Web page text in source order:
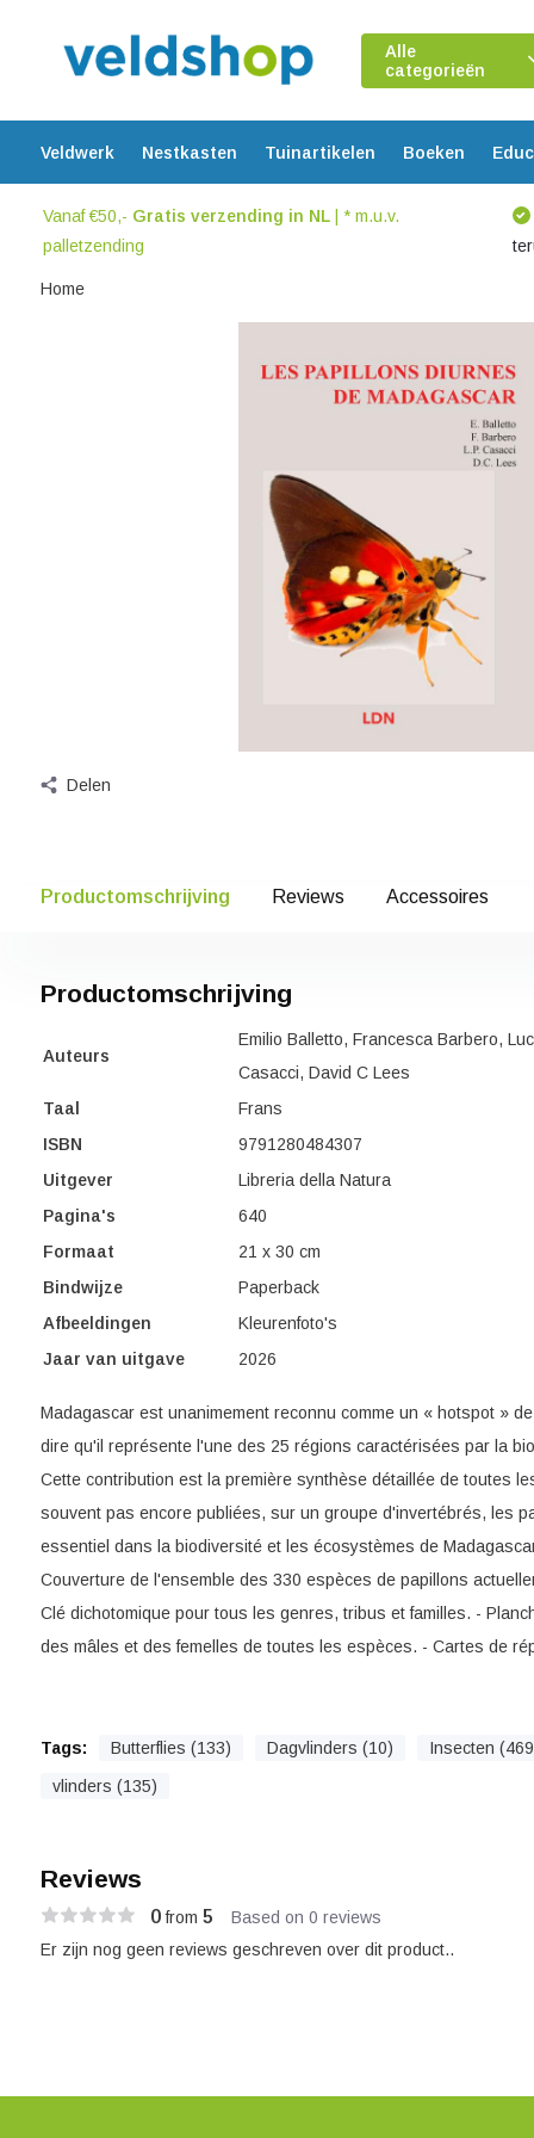
Alle
categorieën
Veldwerk Nestkasten Tuinartikelen Boeken
Vanaf €50,- Gratis verzending in NL| * m.u.v.
palletzending
Home
Delen
Productomschrijving Reviews Accessoires
Productomschrijving
Auteurs
Emilio Balletto, Francesca Barbero,
Casacci, David C Lees
Taal
Frans
ISBN
9791280484307
Uitgever
Libreria della Natura
Pagina's
640
Formaat
21 x 30 cm
Bindwijze
Paperback
Afbeeldingen
Kleurenfoto's
Jaar van uitgave
2026
Madagascar est unanimement reconnu comme un « hotspot »
dire qu'il représente l'une des 25 régions caractérisées par la
Cette contribution est la première synthèse détaillée de toutes
souvent pas encore publiées, sur un groupe d'invertébrés, les
essentiel dans la biodiversité et les écosystèmes de
Couverture de l'ensemble des 330 espèces de papillons
Clé dichotomique pour tous les genres, tribus et familles. -
des mâles et des femelles de toutes les espèces. - Cartes de
Tags: Butterflies (133) Dagvlinders (10) Insecten
vlinders (135)
Reviews
0from 5 Based on 0 reviews
Er zijn nog geen reviews geschreven over dit product..